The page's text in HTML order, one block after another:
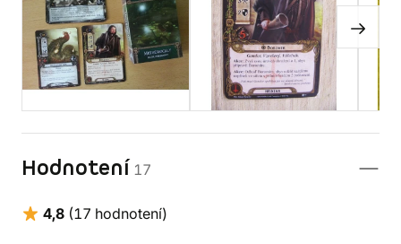
Hodnotení 17
4,8 (17 hodnotení)